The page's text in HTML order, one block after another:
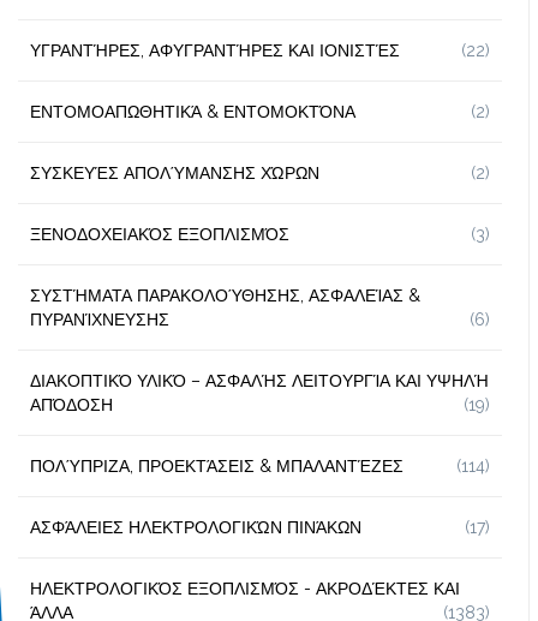
ΥΓΡΑΝΤΉΡΕΣ, ΑΦΥΓΡΑΝΤΉΡΕΣ ΚΑΙ ΙΟΝΙΣΤΈΣ (22)
ΕΝΤΟΜΟΑΠΩΘΗΤΙΚΆ & ΕΝΤΟΜΟΚΤΌΝΑ (2)
ΣΥΣΚΕΥΈΣ ΑΠΟΛΎΜΑΝΣΗΣ ΧΏΡΩΝ (2)
ΞΕΝΟΔΟΧΕΙΑΚΌΣ ΕΞΟΠΛΙΣΜΌΣ (3)
ΣΥΣΤΉΜΑΤΑ ΠΑΡΑΚΟΛΟΎΘΗΣΗΣ, ΑΣΦΑΛΕΊΑΣ &
ΠΥΡΑΝΊΧΝΕΥΣΗΣ
(6)
ΔΙΑΚΟΠΤΙΚΌ ΥΛΙΚΌ – ΑΣΦΑΛΉΣ ΛΕΙΤΟΥΡΓΊΑ ΚΑΙ ΥΨΗΛΉ
ΑΠΌΔΟΣΗ
(19)
ΠΟΛΎΠΡΙΖΑ, ΠΡΟΕΚΤΆΣΕΙΣ & ΜΠΑΛΑΝΤΈΖΕΣ (114)
ΑΣΦΆΛΕΙΕΣ ΗΛΕΚΤΡΟΛΟΓΙΚΏΝ ΠΙΝΆΚΩΝ (17)
ΗΛΕΚΤΡΟΛΟΓΙΚΌΣ ΕΞΟΠΛΙΣΜΌΣ - ΑΚΡΟΔΈΚΤΕΣ ΚΑΙ
ΆΛΛΑ
(1383)